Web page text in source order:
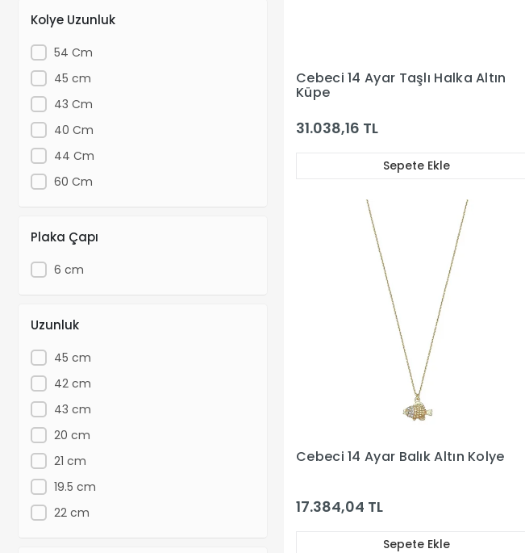
Kolye Uzunluk
54 Cm
45 cm
43 Cm
40 Cm
44 Cm
60 Cm
Plaka Çapı
6 cm
Uzunluk
45 cm
42 cm
43 cm
20 cm
21 cm
19.5 cm
22 cm
Cebeci 14 Ayar Taşlı Halka Altın
Küpe
31.038,16 TL
Sepete Ekle
Cebeci 14 Ayar Balık Altın Kolye
17.384,04 TL
Sepete Ekle